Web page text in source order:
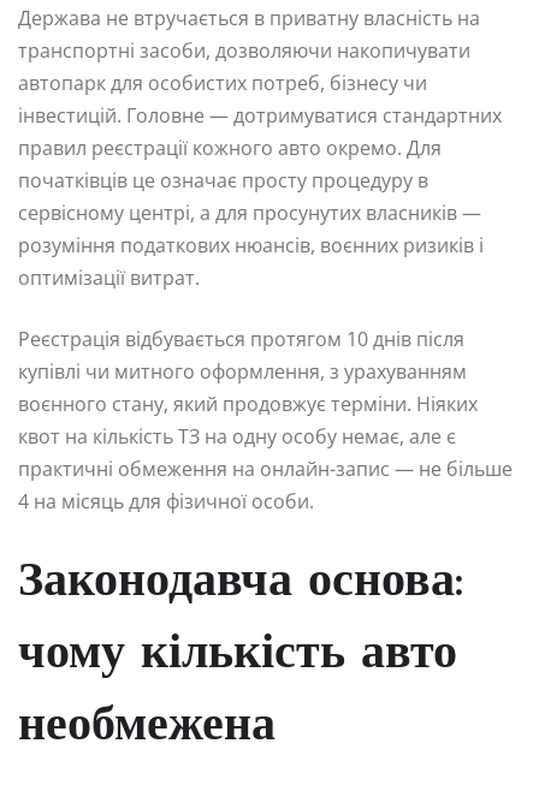
Держава не втручається в приватну власність на
транспортні засоби, дозволяючи накопичувати
автопарк для особистих потреб, бізнесу чи
інвестицій. Головне — дотримуватися стандартних
правил реєстрації кожного авто окремо. Для
початківців це означає просту процедуру в
сервісному центрі, а для просунутих власників —
розуміння податкових нюансів, воєнних ризиків і
оптимізації витрат.
Реєстрація відбувається протягом 10 днів після
купівлі чи митного оформлення, з урахуванням
воєнного стану, який продовжує терміни. Ніяких
квот на кількість ТЗ на одну особу немає, але є
практичні обмеження на онлайн-запис — не більше
4 на місяць для фізичної особи.
Законодавча основа:
чому кількість авто
необмежена